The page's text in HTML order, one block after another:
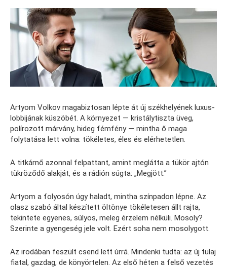
Artyom Volkov magabiztosan lépte át új székhelyének luxus-
lobbijának küszöbét. A környezet — kristálytiszta üveg,
polírozott márvány, hideg fémfény — mintha ő maga
folytatása lett volna: tökéletes, éles és elérhetetlen.
A titkárnő azonnal felpattant, amint meglátta a tükör ajtón
tükröződő alakját, és a rádión súgta: „Megjött.”
Artyom a folyosón úgy haladt, mintha színpadon lépne. Az
olasz szabó által készített öltönye tökéletesen állt rajta,
tekintete egyenes, súlyos, meleg érzelem nélküli. Mosoly?
Szerinte a gyengeség jele volt. Ezért soha nem mosolygott.
Az irodában feszült csend lett úrrá. Mindenki tudta: az új tulaj
fiatal, gazdag, de könyörtelen. Az első héten a felső vezetés